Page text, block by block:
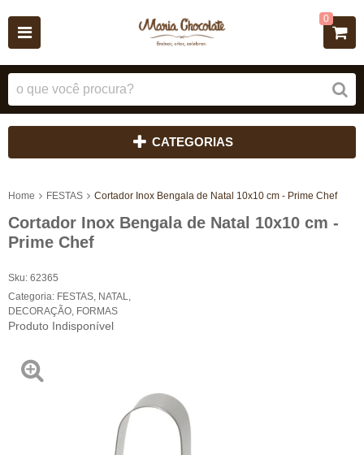
0
CATEGORIAS
Home FESTAS Cortador Inox Bengala de Natal 10x10 cm - Prime Chef
Cortador Inox Bengala de Natal 10x10 cm -
Prime Chef
Sku: 62365
Categoria: FESTAS NATAL
DECORAÇÃO FORMAS
Produto Indisponível